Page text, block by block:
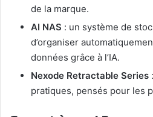
de la marque.
AI NAS : un système de
d’organiser
données grâce à l’IA.
Nexode Retractable Series
pratiques, pensés pour les